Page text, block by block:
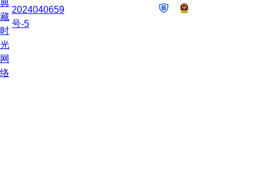
典
藏
时
光
网
络
2024040659
号-5